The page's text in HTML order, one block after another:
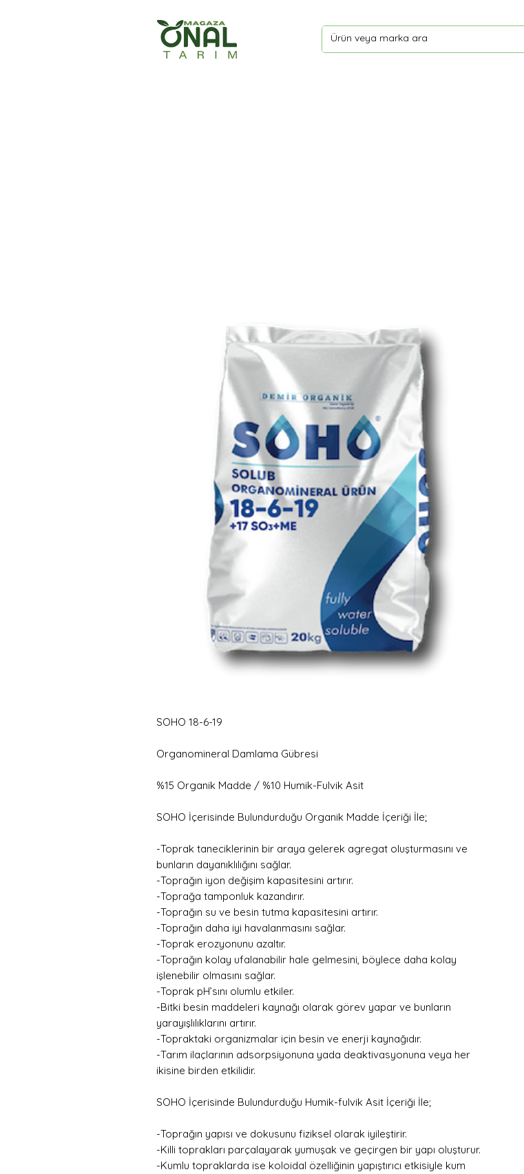
SOHO 18-6-19
Organomineral Damlama Gübresi
%15 Organik Madde / %10 Humik-Fulvik Asit
SOHO İçerisinde Bulundurduğu Organik Madde İçeriği İle;
-Toprak taneciklerinin bir araya gelerek agregat oluşturmasını ve
bunların dayanıklılığını sağlar.
-Toprağın iyon değişim kapasitesini artırır.
-Toprağa tamponluk kazandırır.
-Toprağın su ve besin tutma kapasitesini artırır.
-Toprağın daha iyi havalanmasını sağlar.
-Toprak erozyonunu azaltır.
-Toprağın kolay ufalanabilir hale gelmesini, böylece daha kolay
işlenebilir olmasını sağlar.
-Toprak pH’sını olumlu etkiler.
-Bitki besin maddeleri kaynağı olarak görev yapar ve bunların
yarayışlılıklarını artırır.
-Topraktaki organizmalar için besin ve enerji kaynağıdır.
-Tarım ilaçlarının adsorpsiyonuna yada deaktivasyonuna veya her
ikisine birden etkilidir.
SOHO İçerisinde Bulundurduğu Humik-fulvik Asit İçeriği İle;
-Toprağın yapısı ve dokusunu fiziksel olarak iyileştirir.
-Killi toprakları parçalayarak yumuşak ve geçirgen bir yapı oluşturur.
-Kumlu topraklarda ise koloidal özelliğinin yapıştırıcı etkisiyle kum